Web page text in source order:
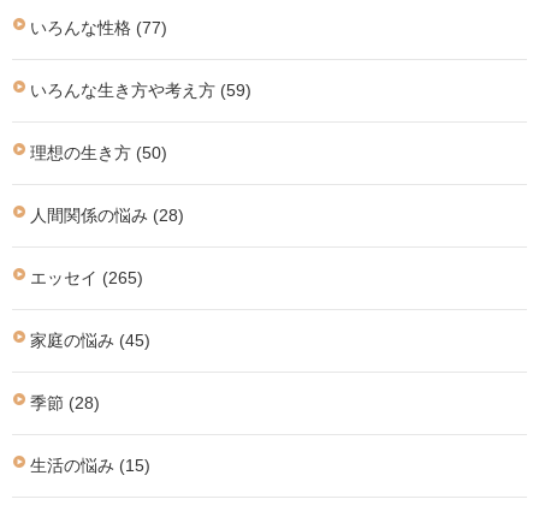
いろんな性格 (77)
いろんな生き方や考え方 (59)
理想の生き方 (50)
人間関係の悩み (28)
エッセイ (265)
家庭の悩み (45)
季節 (28)
生活の悩み (15)